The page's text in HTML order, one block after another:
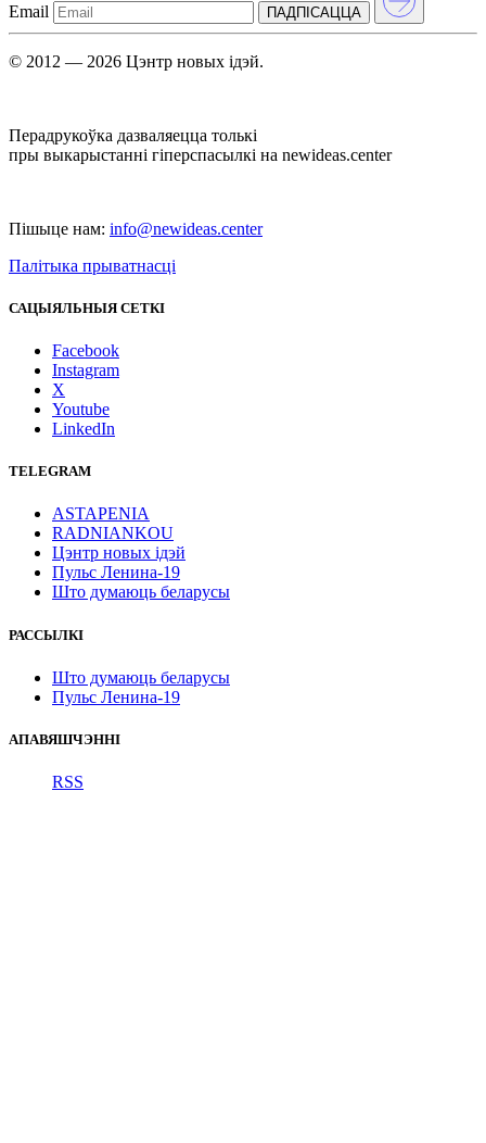
Email ПАДПIСАЦЦА
© 2012 — 2026 Цэнтр новых ідэй.
Перадрукоўка дазваляецца толькі
пры выкарыстанні гіперспасылкі на newideas.center
Пішыце нам: info@newideas.center
Палітыка прыватнасці
САЦЫЯЛЬНЫЯ СЕТКІ
Facebook
Instagram
X
Youtube
LinkedIn
TELEGRAM
ASTAPENIA
RADNIANKOU
Цэнтр новых ідэй
Пульс Ленина-19
Што думаюць беларусы
РАССЫЛКІ
Што думаюць беларусы
Пульс Ленина-19
АПАВЯШЧЭННІ
RSS